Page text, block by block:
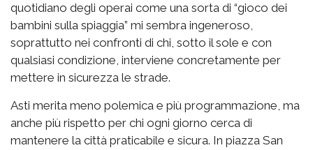
quotidiano degli operai come una sorta di “gioco dei
bambini sulla spiaggia” mi sembra ingeneroso,
soprattutto nei confronti di chi, sotto il sole e con
qualsiasi condizione, interviene concretamente per
mettere in sicurezza le strade.
Asti merita meno polemica e più programmazione, ma
anche più rispetto per chi ogni giorno cerca di
mantenere la città praticabile e sicura. In piazza San